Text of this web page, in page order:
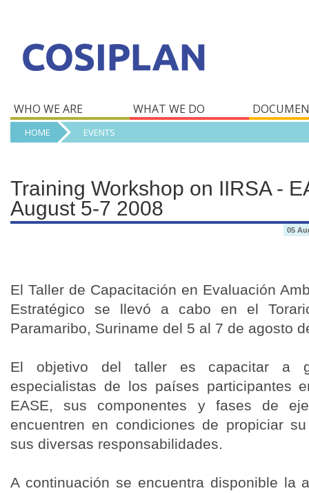
WHO WE ARE WHAT WE DO
HOME EVENTS
Training Workshop on IIRSA -
August 5-7 2008
05
El Taller de Capacitación en Evaluación
Estratégico se llevó a cabo en el
Paramaribo, Suriname del 5 al 7 de agosto
El objetivo del taller es capacitar a
especialistas de los países participantes
EASE, sus componentes y fases de
encuentren en condiciones de propiciar
sus diversas responsabilidades.
A continuación se encuentra disponible la